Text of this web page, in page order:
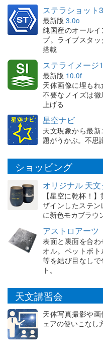
ステラショット3
最新版 3.0o
純国産のオール
プ。ライブスタ
搭載
ステライメージ
最新版 10.0f
天体画像に埋もれ
不要なノイズは
上げる
星空ナビ
天文現象から最
題がうかぶ。不思
ショッピング
オリジナル 天
【星空に乾杯！
ザインしたステ
に新色モカブラウ
アストロアーツ
表面と裏面を合
オル。ペットボ
等を結び目なし
ト。
天文講習会
天体写真撮影や
ェアの使いこなし